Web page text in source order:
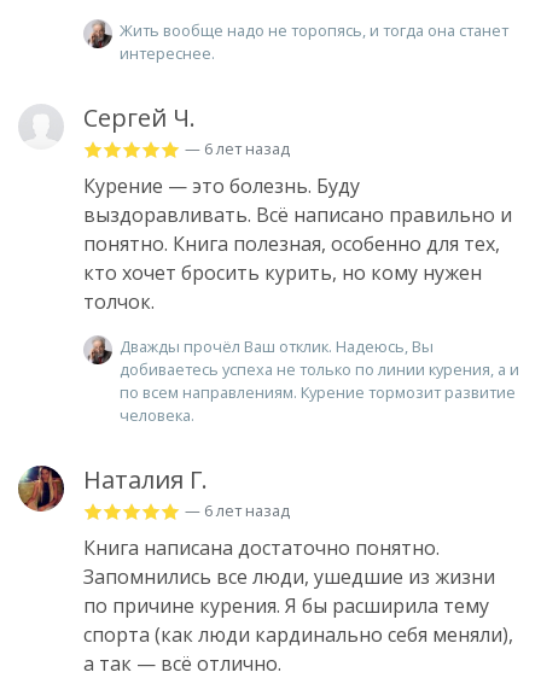
Жить вообще надо не торопясь, и тогда она станет
интереснее.
Сергей Ч.
— 6 лет назад
Курение — это болезнь. Буду
выздоравливать. Всё написано правильно и
понятно. Книга полезная, особенно для тех,
кто хочет бросить курить, но кому нужен
толчок.
Дважды прочёл Ваш отклик. Надеюсь, Вы
добиваетесь успеха не только по линии курения, а и
по всем направлениям. Курение тормозит развитие
человека.
Наталия Г.
— 6 лет назад
Книга написана достаточно понятно.
Запомнились все люди, ушедшие из жизни
по причине курения. Я бы расширила тему
спорта (как люди кардинально себя меняли),
а так — всё отлично.